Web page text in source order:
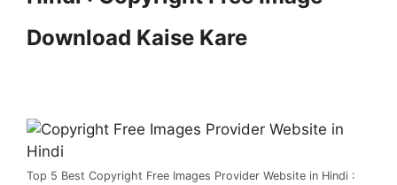
Download Kaise Kare
Top 5 Best Copyright Free Images Provider Website in Hindi :